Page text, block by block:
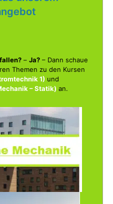
– Ja?– Dann schaue
Themen zu den Kursen
1) und
– Statik) an.